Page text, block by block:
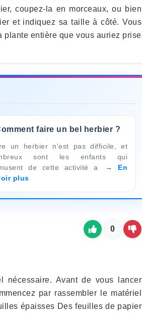
coupez-la en morceaux, ou bien
et indiquez sa taille à côté. Vous
plante entière que vous auriez prise
faire un bel herbier ?
un herbier n'est pas difficile, et
sont les enfants qui
de cette activité a
En
plus
0
nécessaire. Avant de vous lancer
par rassembler le matériel
épaisses Des feuilles de papier